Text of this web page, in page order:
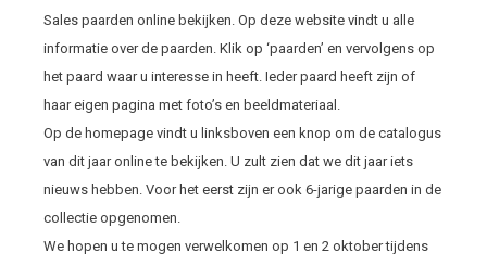
Sales paarden online bekijken. Op deze website vindt u alle
informatie over de paarden. Klik op ‘paarden’ en vervolgens op
het paard waar u interesse in heeft. Ieder paard heeft zijn of
haar eigen pagina met foto’s en beeldmateriaal.
Op de homepage vindt u linksboven een knop om de catalogus
van dit jaar online te bekijken. U zult zien dat we dit jaar iets
nieuws hebben. Voor het eerst zijn er ook 6-jarige paarden in de
collectie opgenomen.
We hopen u te mogen verwelkomen op 1 en 2 oktober tijdens